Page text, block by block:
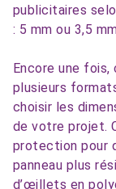
publicitaires
: 5 mm ou 3,5
Encore une fois,
plusieurs
choisir les
de votre projet.
protection pour
panneau plus
d’œillets en